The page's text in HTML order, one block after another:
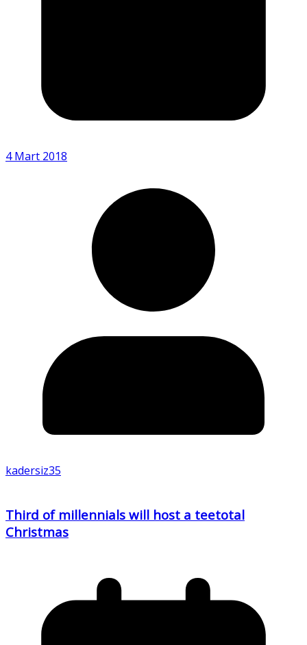
4 Mart 2018
kadersiz35
Third of millennials will host a teetotal
Christmas